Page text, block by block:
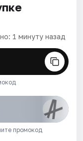
1 минуту назад
промокод